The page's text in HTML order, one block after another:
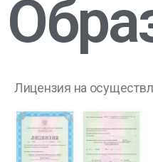
Лицензия на